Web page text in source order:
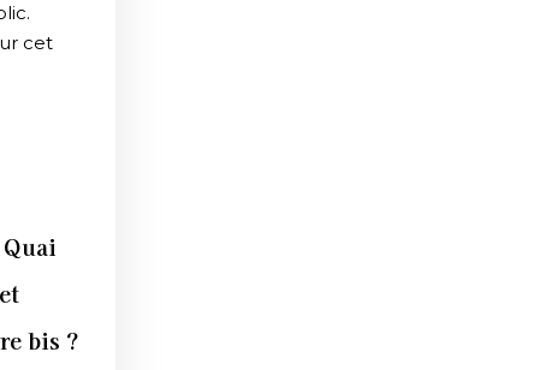
cet
bis ?